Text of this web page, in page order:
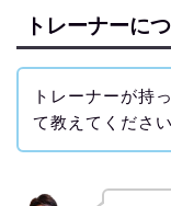
トレーナーに
トレーナーが持
て教えてください